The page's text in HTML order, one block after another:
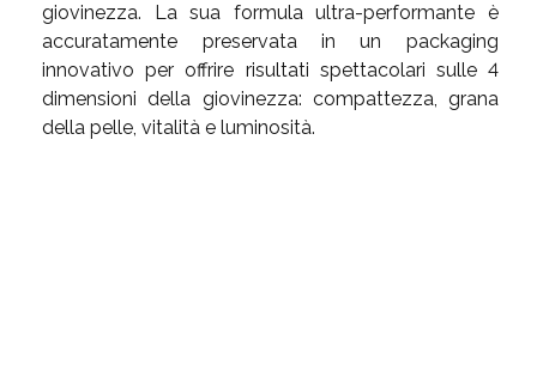
giovinezza. La sua formula ultra-performante è
accuratamente preservata in un packaging
innovativo per offrire risultati spettacolari sulle 4
dimensioni della giovinezza: compattezza, grana
della pelle, vitalità e luminosità.